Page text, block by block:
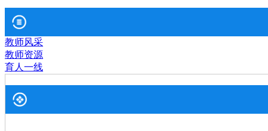
教师风采
教师资源
育人一线